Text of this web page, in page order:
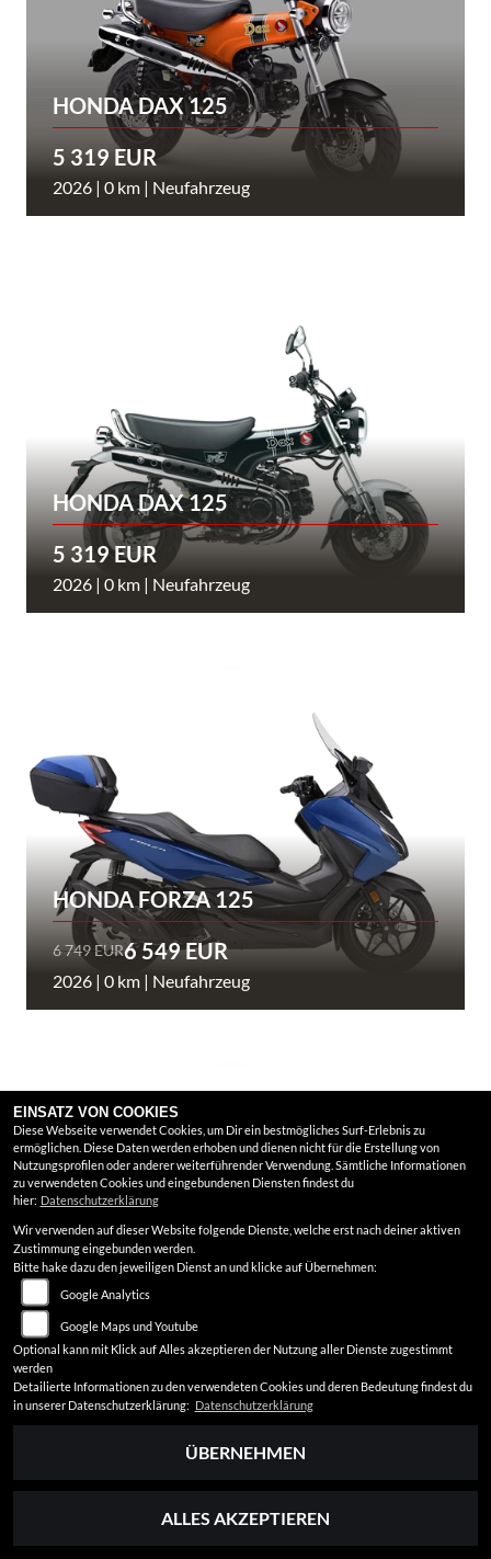
HONDA DAX 125
5 319 EUR
2026 | 0 km | Neufahrzeug
HONDA DAX 125
5 319 EUR
2026 | 0 km | Neufahrzeug
HONDA FORZA 125
6 749 EUR6 549 EUR
2026 | 0 km | Neufahrzeug
HONDA FORZA 125
6 749 EUR6 549 EUR
2026 | 0 km | Neufahrzeug
EINSATZ VON COOKIES
Diese Webseite verwendet Cookies, um Dir ein bestmögliches Surf-Erlebnis zu
ermöglichen. Diese Daten werden erhoben und dienen nicht für die Erstellung von
Nutzungsprofilen oder anderer weiterführender Verwendung. Sämtliche Informationen
zu verwendeten Cookies und eingebundenen Diensten findest du
hier: Datenschutzerklärung
Wir verwenden auf dieser Website folgende Dienste, welche erst nach deiner aktiven
Zustimmung eingebunden werden.
Bitte hake dazu den jeweiligen Dienst an und klicke auf Übernehmen:
Google Analytics
Google Maps und Youtube
Optional kann mit Klick auf Alles akzeptieren der Nutzung aller Dienste zugestimmt
werden
Detailierte Informationen zu den verwendeten Cookies und deren Bedeutung findest du
in unserer Datenschutzerklärung: Datenschutzerklärung
ÜBERNEHMEN
ALLES AKZEPTIEREN